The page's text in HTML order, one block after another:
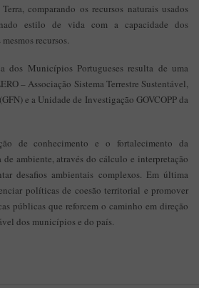
comparando os recursos naturais usados
estilo de vida com a capacidade dos
recursos.
dos Municípios Portugueses resulta de uma
– Associação Sistema Terrestre Sustentável,
e a Unidade de Investigação GOVCOPP da
de conhecimento e o fortalecimento da
ambiente, através do cálculo e interpretação
desafios ambientais complexos. Em última
políticas de coesão territorial e promover
públicas que reforcem o caminho em direção
dos municípios e do país.